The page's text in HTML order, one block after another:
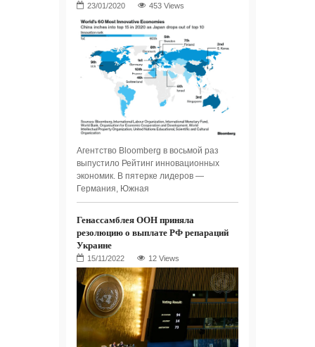
453 Views
Агентство Bloomberg в восьмой раз
выпустило Рейтинг инновационных
экономик. В пятерке лидеров —
Германия, Южная
Генассамблея ООН приняла
резолюцию о выплате РФ репараций
Украине
12 Views